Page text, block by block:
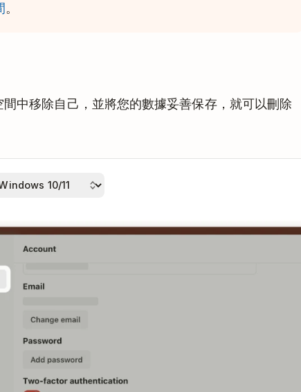
。
中移除自己，並將您的數據妥善保存，就可以刪除